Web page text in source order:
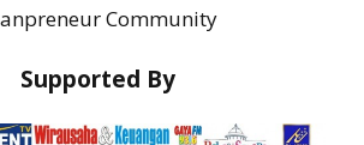
Community
Supported By